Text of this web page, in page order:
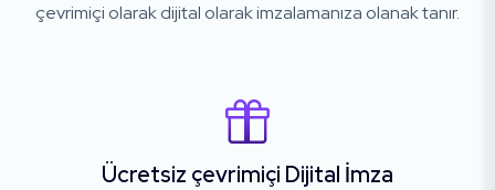
çevrimiçi olarak dijital olarak imzalamanıza olanak tanır.
Ücretsiz çevrimiçi Dijital İmza